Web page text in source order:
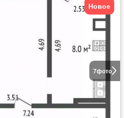
7фото
Новое